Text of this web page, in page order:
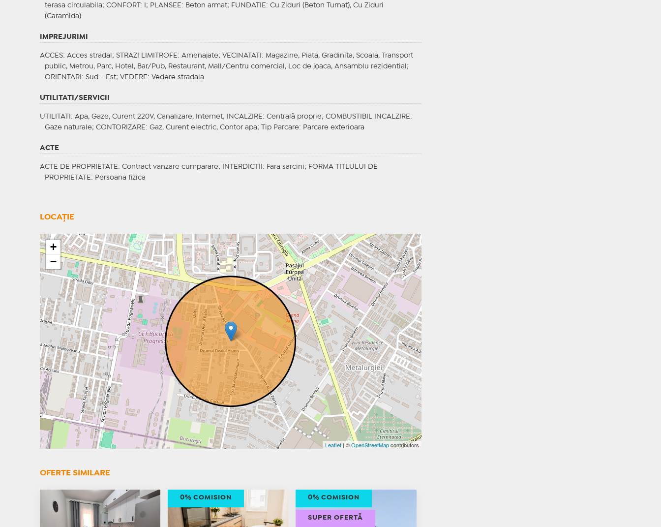
terasa circulabila; CONFORT : I; PLANSEE : Beton armat; FUNDATIE : Cu Ziduri (Beton Turnat), Cu Ziduri
(Caramida)
IMPREJURIMI
ACCES: Acces stradal; STRAZI LIMITROFE : Amenajate; VECINATATI
: Magazine, Piata, Gradinita, Scoala, Transport
public, Metrou, Parc, Hotel, Bar/Pub, Restaurant, Mall/Centru comercial, Loc de joaca, Ansamblu rezidential;
ORIENTARI : Sud - Est; VEDERE : Vedere stradala
UTILITATI/SERVICII
UTILITATI : Apa, Gaze, Curent 220V, Canalizare, Internet; INCALZIRE : Centrală proprie; COMBUSTIBIL INCALZIRE :
Gaze naturale; CONTORIZARE : Gaz, Curent electric, Contor apa; Tip Parcare: Parcare exterioara
ACTE
ACTE DE PROPRIETATE : Contract vanzare cumparare; INTERDICTII : Fara sarcini; FORMA TITLULUI DE
PROPRIETATE : Persoana fizica
LOCAȚIE
+
−
Leaflet| ©OpenStreetMapcontributors
OFERTE SIMILARE
0% COMISION 0% COMISION
SUPER OFERTĂ